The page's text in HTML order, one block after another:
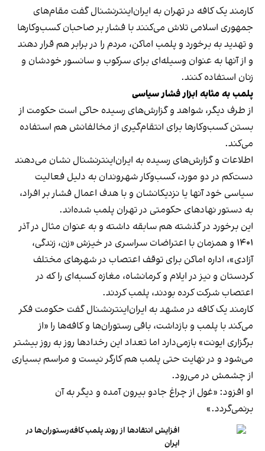
کارمند یک کافه در تهران به ایران‌اینترنشنال گفت مقام‌های
جمهوری اسلامی تلاش می‌کنند با فشار بر صاحبان کسب‌وکارها
و تهدید به برخورد و پلمب اماکن، مردم را در برابر هم قرار دهند
و از آنها به عنوان وسیله‌ای برای سرکوب و سانسور خودشان و
زنان استفاده کنند.
پلمب به مثابه ابزار فشار سیاسی
از طرف دیگر، شواهد و گزارش‌های رسیده حاکی است حکومت از
بستن کسب‌وکارها برای انتقام‌گیری از مخالفانش هم استفاده
می‌کند.
اطلاعات و گزارش‌های رسیده به ایران‌اینترنشنال نشان می‌دهند
دست‌کم در دو مورد، کسب‌وکار شهروندان به دلیل فعالیت
سیاسی خود آنها یا نزدیکانشان و با هدف اعمال فشار بر افراد،
به دستور نهادهای حکومتی در تهران پلمب شده‌اند.
این برخورد در گذشته هم سابقه داشته و به عنوان مثال در آذر
۱۴۰۱ و همزمان با اعتراضات سراسری در خیزش «زن، زندگی،
آزادی»، اداره اماکن برای توقف اعتصاب در شهرهای مختلف
کردستان و نیز در ایلام و کرمانشاه، مغازه کسبه‌ای را که در
اعتصاب شرکت کرده بودند، پلمب کردند.
کارمند یک کافه در مشهد به ایران‌اینترنشنال گفت حکومت فکر
می‌کند با پلمب و بازداشت، باقی رستوران‌ها و کافه‌ها را «از
برگزاری ایونت» بازمی‌دارد اما تعداد این رخدادها روز به روز بیشتر
می‌شود و در نهایت حتی پلمب هم کارگر نیست و مراسم بسیاری
از چشمش در می‌رود.
او افزود: «غول از چراغ جادو بیرون آمده و دیگر به آن
برنمی‎‌گردد.»
افزایش انتقادها از روند پلمب کافه‌رستوران‌ها در
ایران